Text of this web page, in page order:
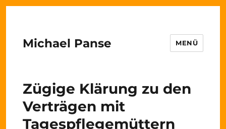
Michael Panse MENÜ
Zügige Klärung zu den
Verträgen mit
Tagespflegemüttern